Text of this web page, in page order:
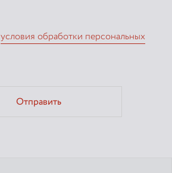
условия обработки персональных
Отправить